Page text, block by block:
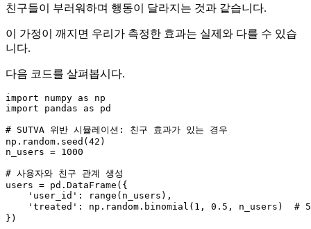
친구들이 부러워하며 행동이 달라지는 것과 같습니다.
이 가정이 깨지면 우리가 측정한 효과는 실제와 다를 수 있습
니다.
다음 코드를 살펴봅시다.
import numpy as
import pandas as pd
# SUTVA 위반 시뮬레이션: 친구 효과가 있는 경우
np.random.seed( 42 )
n_users = 1000
# 사용자와 친구 관계 생성
users = pd.DataFrame({
'user_id' : range (n_users),
'treated' : np.random.binomial( 1 , 0.5 , n_users) #
})